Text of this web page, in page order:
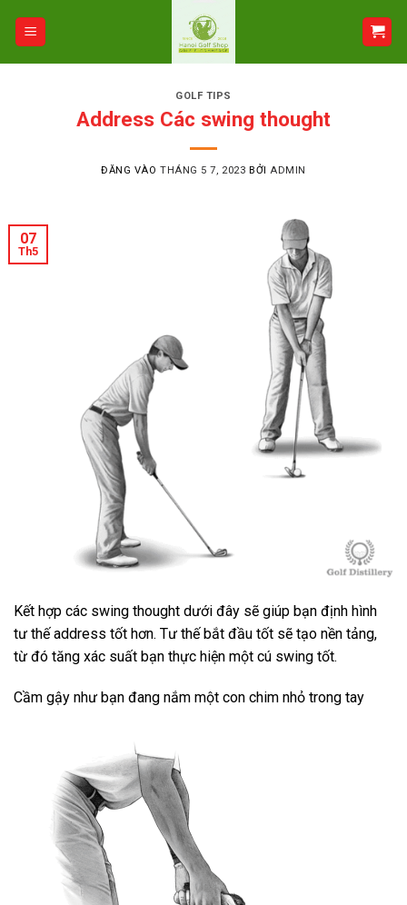
GOLF TIPS
Address Các swing thought
ĐĂNG VÀO THÁNG 5 7, 2023 BỞI ADMIN
07
Th5
Kết hợp các swing thought dưới đây sẽ giúp bạn định hình
tư thế address tốt hơn. Tư thế bắt đầu tốt sẽ tạo nền tảng,
từ đó tăng xác suất bạn thực hiện một cú swing tốt.
Cầm gậy như bạn đang nắm một con chim nhỏ trong tay